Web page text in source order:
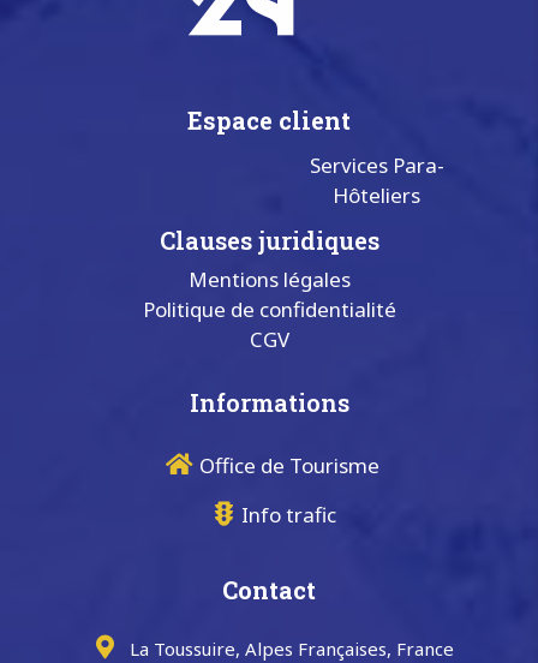
Espace client
Services Para-
Hôteliers
Clauses juridiques
Mentions légales
Politique de confidentialité
CGV
Informations
Office de Tourisme
Info trafic
Contact
La Toussuire, Alpes Françaises, France